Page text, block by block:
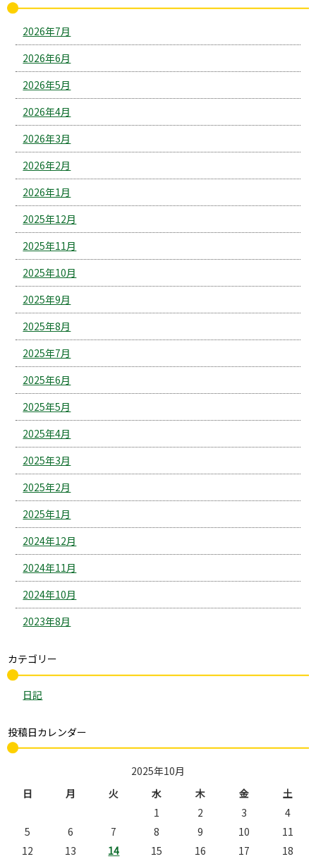
2026年7月
2026年6月
2026年5月
2026年4月
2026年3月
2026年2月
2026年1月
2025年12月
2025年11月
2025年10月
2025年9月
2025年8月
2025年7月
2025年6月
2025年5月
2025年4月
2025年3月
2025年2月
2025年1月
2024年12月
2024年11月
2024年10月
2023年8月
カテゴリー
日記
投稿日カレンダー
2025年10月
日
月 火 水 木 金
土
1
2 3
4
5
6 7 8 9 10
11
12
13 14 15 16 17 18